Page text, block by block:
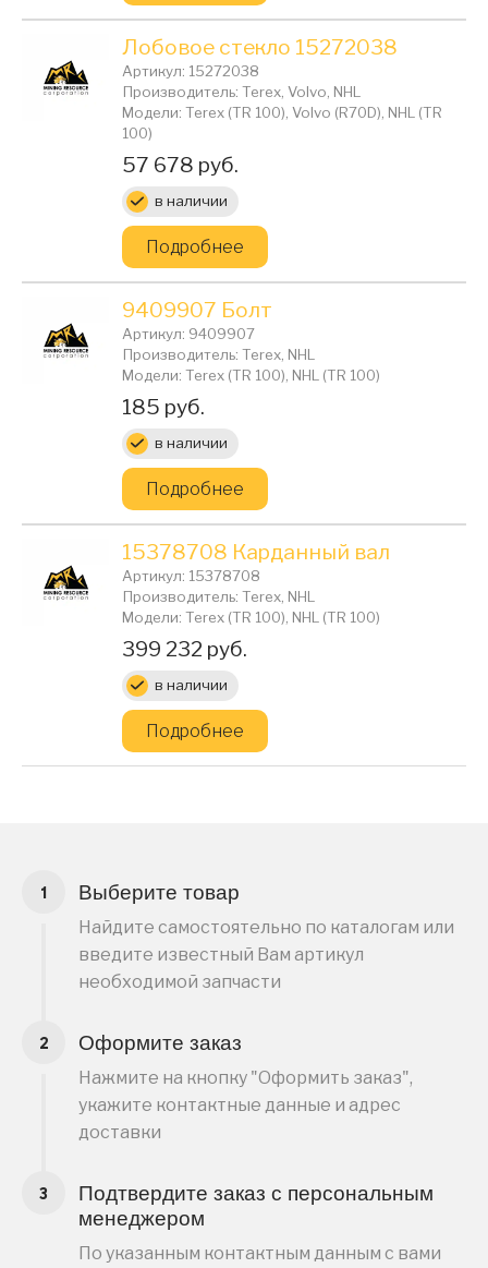
Лобовое стекло 15272038
Артикул: 15272038
Производитель: Terex, Volvo, NHL
Модели: Terex (TR 100), Volvo (R70D), NHL (TR
100)
Цена:
57 678 руб.
в наличии
Подробнее
9409907 Болт
Артикул: 9409907
Производитель: Terex, NHL
Модели: Terex (TR 100), NHL (TR 100)
Цена:
185 руб.
в наличии
Подробнее
15378708 Карданный вал
Артикул: 15378708
Производитель: Terex, NHL
Модели: Terex (TR 100), NHL (TR 100)
Цена:
399 232 руб.
в наличии
Подробнее
Выберите товар
Найдите самостоятельно по каталогам или
введите известный Вам артикул
необходимой запчасти
Оформите заказ
Нажмите на кнопку "Оформить заказ",
укажите контактные данные и адрес
доставки
Подтвердите заказ с персональным
менеджером
По указанным контактным данным с вами